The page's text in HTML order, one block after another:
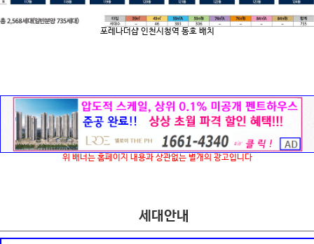
포레나더샵 인천시청역 동호 배치
위 배너는 홈페이지 내용과 상관없는 별개의 광고입니다
세대안내